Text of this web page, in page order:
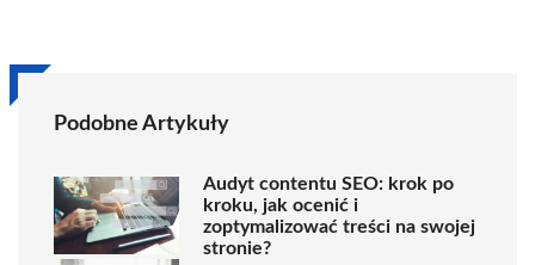
Podobne Artykuły
Audyt contentu SEO: krok po
kroku, jak ocenić i
zoptymalizować treści na swojej
stronie?